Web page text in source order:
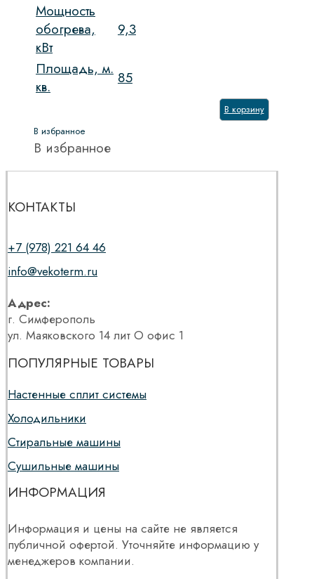
Мощность
обогрева,
кВт
9,3
Площадь, м.
кв.
85
В корзину
В избранное
В избранное
КОНТАКТЫ
+7 (978) 221 64 46
info@vekoterm.ru
Адрес:
г. Симферополь
ул. Маяковского 14 лит О офис 1
ПОПУЛЯРНЫЕ ТОВАРЫ
Настенные сплит системы
Холодильники
Стиральные машины
Сушильные машины
ИНФОРМАЦИЯ
Информация и цены на сайте не является
публичной офертой. Уточняйте информацию у
менеджеров компании.